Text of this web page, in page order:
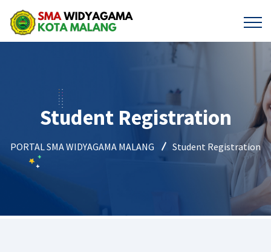
Student Registration
PORTAL SMA WIDYAGAMA MALANG Student Registration